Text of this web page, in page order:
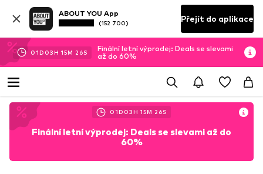
ABOUT YOU App
(152 700) Přejít do aplikace
01D 03H 15M 24S
Finální letní výprodej: Deals se slevami
až do 60%
01D 03H 15M 24S
Finální letní výprodej: Deals se slevami až do
60%